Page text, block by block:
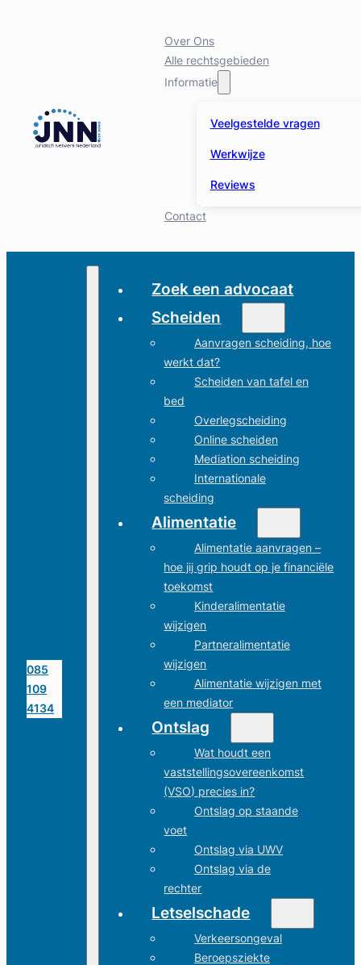
Over Ons
Alle rechtsgebieden
Informatie
Veelgestelde vragen
Werkwijze
Reviews
Contact
085
109
4134
Zoek een advocaat
Scheiden
Aanvragen scheiding, hoe
werkt dat?
Scheiden van tafel en
bed
Overlegscheiding
Online scheiden
Mediation scheiding
Internationale
scheiding
Alimentatie
Alimentatie aanvragen –
hoe jij grip houdt op je financiële
toekomst
Kinderalimentatie
wijzigen
Partneralimentatie
wijzigen
Alimentatie wijzigen met
een mediator
Ontslag
Wat houdt een
vaststellingsovereenkomst
(VSO) precies in?
Ontslag op staande
voet
Ontslag via UWV
Ontslag via de
rechter
Letselschade
Verkeersongeval
Beroepsziekte